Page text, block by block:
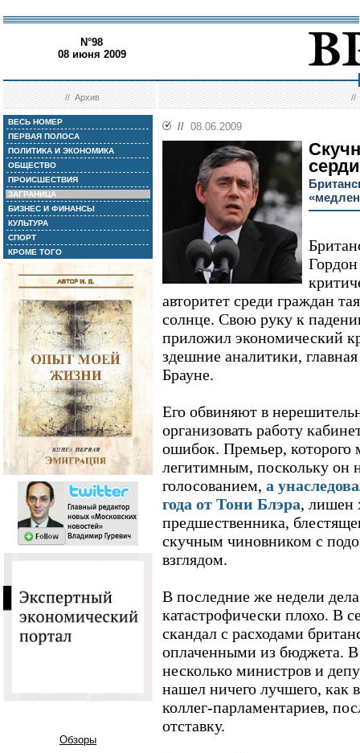
N°98
08 июня 2009
//Архив //
ВЕСЬ НОМЕР
ПЕРВАЯ ПОЛОСА
ПОЛИТИКА И ЭКОНОМИКА
ОБЩЕСТВО
ПРОИСШЕСТВИЯ
ЗАГРАНИЦА
БИЗНЕС И ФИНАНСЫ
КУЛЬТУРА
СПОРТ
КРОМЕ ТОГО
Обзоры
// 08.06.2009
Гордон
авторитет среди граждан
солнце. Свою руку к
приложил экономический
здешние аналитики,
Брауне.
Его обвиняют в
организовать работу
ошибок. Премьер, которого
легитимным, поскольку он
голосованием, а
года от Тони Блэра, лишен
предшественника,
скучным чиновником с
взглядом.
В последние же недели
катастрофически плохо. В
скандал с расходами
оплаченными из бюджета.
несколько министров и
нашел ничего лучшего, как
коллег-парламентариев,
отставку.